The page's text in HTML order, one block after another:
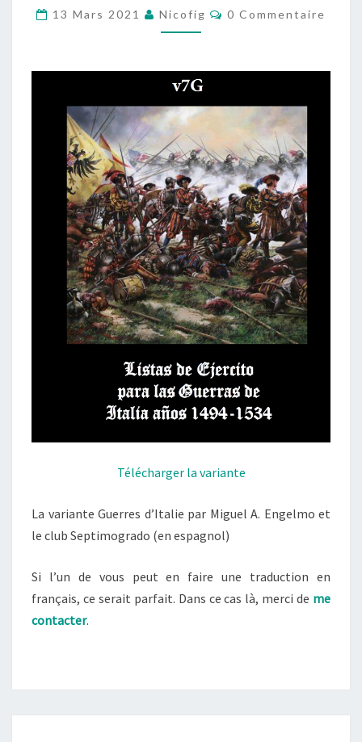
A.
ENGELMO
LE
SEPTIMOGRADO
(EN
ESPAGNOL)
13 Mars 2021 Nicofig Commentaires
0 Commentaire
Télécharger la variante
La variante Guerres d’Italie par Miguel A. Engelmo et
le club Septimogrado (en espagnol)
Si l’un de vous peut en faire une traduction en
français, ce serait parfait. Dans ce cas là, merci de me
contacter.